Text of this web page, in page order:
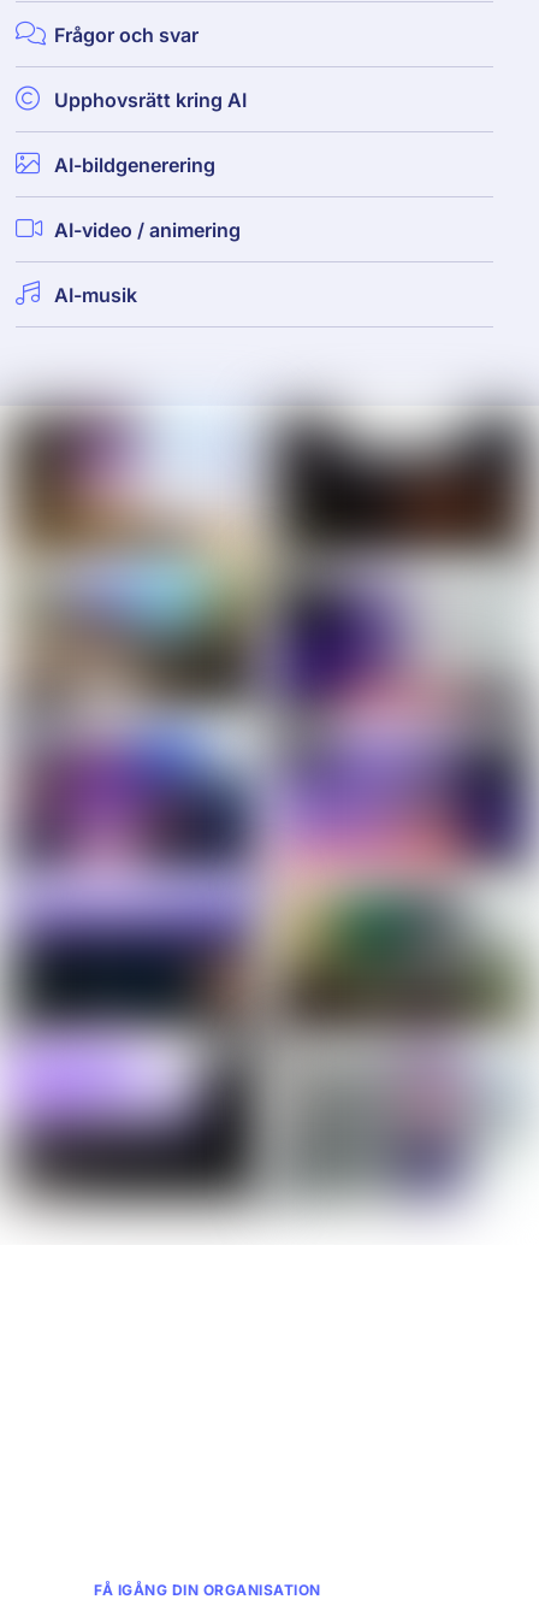
Frågor och svar
Upphovsrätt kring AI
AI-bildgenerering
AI-video / animering
AI-musik
FÅ IGÅNG DIN ORGANISATION